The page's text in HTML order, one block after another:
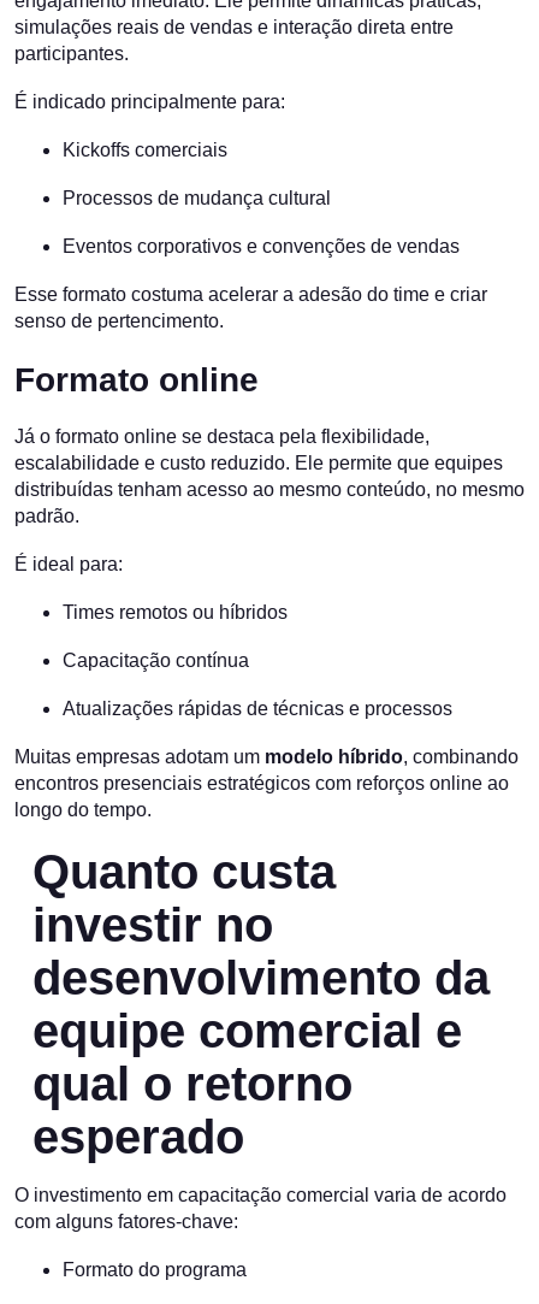
simulações reais de vendas e interação direta entre
participantes.
É indicado principalmente para:
Kickoffs comerciais
Processos de mudança cultural
Eventos corporativos e convenções de vendas
Esse formato costuma acelerar a adesão do time e criar
senso de pertencimento.
Formato online
Já o formato online se destaca pela flexibilidade,
escalabilidade e custo reduzido. Ele permite que equipes
distribuídas tenham acesso ao mesmo conteúdo, no mesmo
padrão.
É ideal para:
Times remotos ou híbridos
Capacitação contínua
Atualizações rápidas de técnicas e processos
Muitas empresas adotam um modelo híbrido, combinando
encontros presenciais estratégicos com reforços online ao
longo do tempo.
Quanto custa
investir no
desenvolvimento da
equipe comercial e
qual o retorno
esperado
O investimento em capacitação comercial varia de acordo
com alguns fatores-chave:
Formato do programa